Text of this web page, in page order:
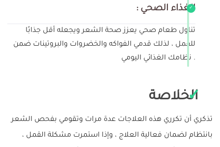
الغذاء الصحي :
تناول طعام صحي يعزز صحة الشعر ويجعله أقل جذابًا
للقمل ، لذلك قدمي الفواكه والخضروات والبروتينات ضمن
نظامك الغذائي اليومي .
الخلاصة
تذكري أن تكرري هذه العلاجات عدة مرات وتقومي بفحص الشعر
بانتظام لضمان فعالية العلاج ، وإذا استمرت مشكلة القمل ،